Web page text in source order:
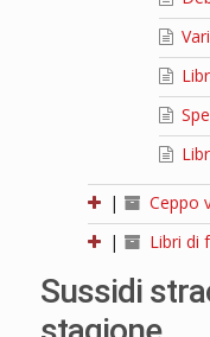
|
Ceppo
|
Libri di
Sussidi